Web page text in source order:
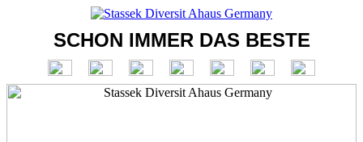
SCHON IMMER DAS BESTE